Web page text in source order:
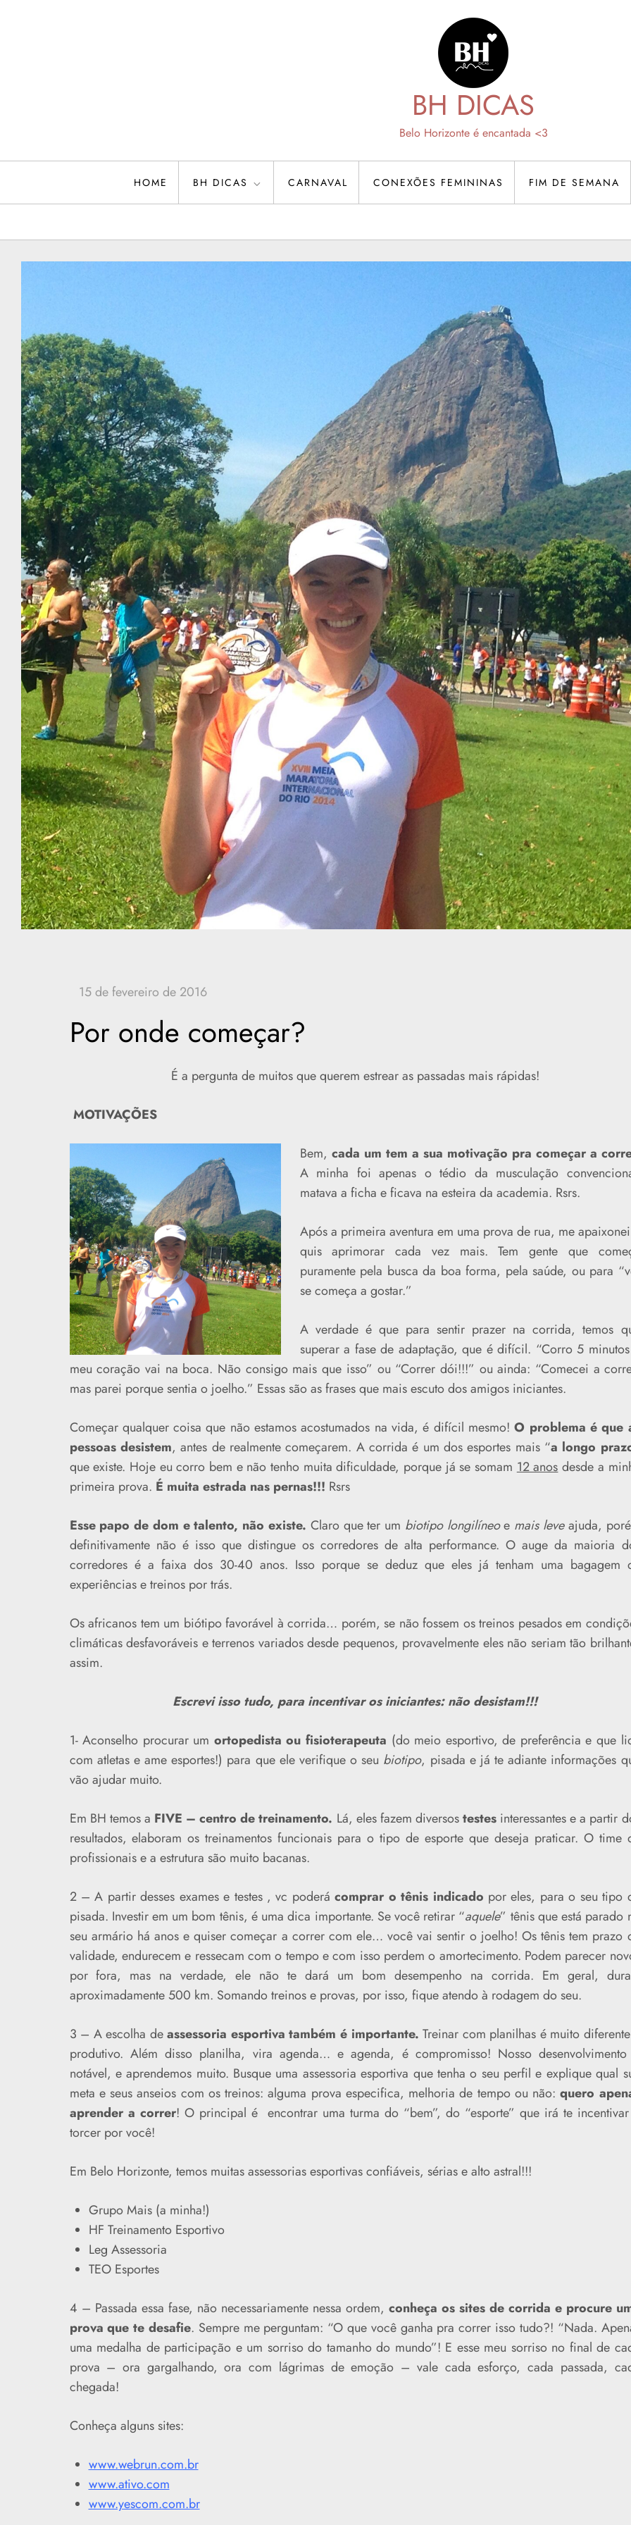
BH DICAS
Belo Horizonte é encantada <3
HOME BH DICAS CARNAVAL CONEXÕES FEMININAS FIM DE SEMANA
Por onde começar?
É a pergunta de muitos que querem estrear as passadas mais rápidas!
MOTIVAÇÕES
Bem, cada um tem a sua motivação pra começar a
A minha foi apenas o tédio da musculação
matava a ficha e ficava na esteira da academia. Rsrs.
Após a primeira aventura em uma prova de rua, me
quis aprimorar cada vez mais. Tem gente que
puramente pela busca da boa forma, pela saúde, ou para
se começa a gostar.”
A verdade é que para sentir prazer na corrida, temos
superar a fase de adaptação, que é difícil. “Corro 5
meu coração vai na boca. Não consigo mais que isso” ou “Correr dói!!!” ou ainda: “Comecei a
mas parei porque sentia o joelho.” Essas são as frases que mais escuto dos amigos iniciantes.
Começar qualquer coisa que não estamos acostumados na vida, é difícil mesmo!O problema é que
pessoas desistem, antes de realmente começarem. A corrida é um dos esportes mais “a longo
que existe. Hoje eu corro bem e não tenho muita dificuldade, porque já se somam 12 anos desde a
primeira prova. É muita estrada nas pernas!!! Rsrs
Esse papo de dom e talento, não existe. Claro que ter um biotipo longilíneoe mais leveajuda,
definitivamente não é isso que distingue os corredores de alta performance. O auge da maioria
corredores é a faixa dos 30-40 anos. Isso porque se deduz que eles já tenham uma bagagem
experiências e treinos por trás.
Os africanos tem um biótipo favorável à corrida… porém, se não fossem os treinos pesados em
climáticas desfavoráveis e terrenos variados desde pequenos, provavelmente eles não seriam tão
assim.
Escrevi isso tudo, para incentivar os iniciantes: não desistam!!!
1- Aconselho procurar um ortopedista ou fisioterapeuta (do meio esportivo, de preferência e que
com atletas e ame esportes!) para que ele verifique o seu biotipo, pisada e já te adiante informações
vão ajudar muito.
Em BH temos a FIVE – centro de treinamento. Lá, eles fazem diversostestesinteressantes e a partir
resultados, elaboram os treinamentos funcionais para o tipo de esporte que deseja praticar. O time
profissionais e a estrutura são muito bacanas.
2 – A partir desses exames e testes , vc poderácomprar o tênis indicado por eles, para o seu tipo
pisada. Investir em um bom tênis, é uma dica importante. Se você retirar “aquele” tênis que está parado
seu armário há anos e quiser começar a correr com ele… você vai sentir o joelho! Os tênis tem prazo
validade, endurecem e ressecam com o tempo e com isso perdem o amortecimento. Podem parecer
por fora, mas na verdade, ele não te dará um bom desempenho na corrida. Em geral,
aproximadamente 500 km. Somando treinos e provas, por isso, fique atendo à rodagem do seu.
3 – A escolha deassessoria esportiva também é importante.Treinar com planilhas é muito
produtivo. Além disso planilha, vira agenda… e agenda, é compromisso! Nosso
notável, e aprendemos muito. Busque uma assessoria esportiva que tenha o seu perfil e explique qual
meta e seus anseios com os treinos: alguma prova especifica, melhoria de tempo ou não:quero
aprender a correr! O principal é encontrar uma turma do “bem”, do “esporte” que irá te
torcer por você!
Em Belo Horizonte, temos muitas assessorias esportivas confiáveis, sérias e alto astral!!!
Grupo Mais (a minha!)
HF Treinamento Esportivo
Leg Assessoria
TEO Esportes
4 – Passada essa fase, não necessariamente nessa ordem, conheça os sites de corrida e procure
prova que te desafie. Sempre me perguntam: “O que você ganha pra correr isso tudo?! “Nada.
uma medalha de participação e um sorriso do tamanho do mundo”! E esse meu sorriso no final de
prova – ora gargalhando, ora com lágrimas de emoção – vale cada esforço, cada passada,
chegada!
Conheça alguns sites:
www.webrun.com.br
www.ativo.com
www.yescom.com.br